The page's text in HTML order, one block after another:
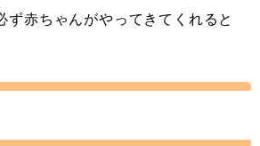
ず赤ちゃんがやってきてくれると